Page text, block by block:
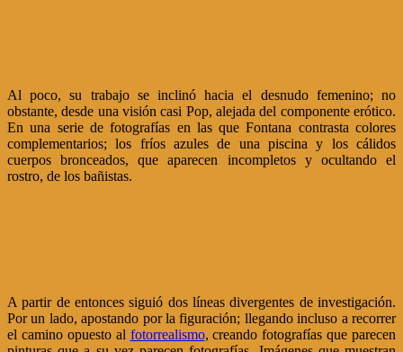
Al poco, su trabajo se inclinó hacia el desnudo femenino; no
obstante, desde una visión casi Pop, alejada del componente erótico.
En una serie de fotografías en las que Fontana contrasta colores
complementarios; los fríos azules de una piscina y los cálidos
cuerpos bronceados, que aparecen incompletos y ocultando el
rostro, de los bañistas.
A partir de entonces siguió dos líneas divergentes de investigación.
Por un lado, apostando por la figuración; llegando incluso a recorrer
el camino opuesto al fotorrealismo, creando fotografías que parecen